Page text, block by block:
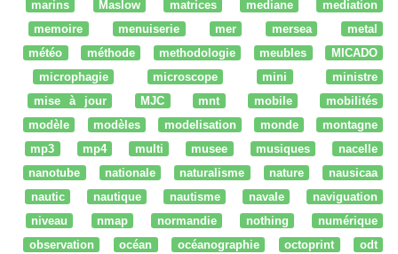
marins
Maslow matrices mediane
mediation
memoire
menuiserie mer mersea
metal
météo
méthode methodologie meubles
MICADO
microphagie
microscope mini
ministre
mise à jour
MJC mnt mobile
mobilités
modèle
modèles modelisation monde
montagne
mp3
mp4 multi musee musiques
nacelle
nanotube
nationale naturalisme nature
nausicaa
nautic
nautique nautisme navale
naviguation
niveau
nmap normandie nothing
numérique
observation
océan océanographie octoprint
odt